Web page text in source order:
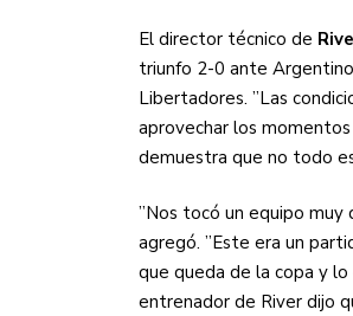
El director técnico de
triunfo 2-0 ante
Libertadores. ”Las
aprovechar los
demuestra que no todo
”Nos tocó un equipo muy
agregó. ”Este era un
que queda de la copa y
entrenador de River dijo